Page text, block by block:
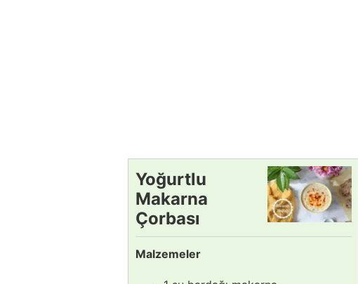
Yoğurtlu
Makarna
Çorbası
Tarifi
Malzemeler